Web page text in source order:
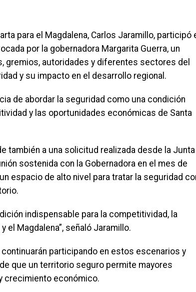
para el Magdalena, Carlos Jaramillo, participó
por la gobernadora Margarita Guerra, un
gremios, autoridades y diferentes sectores del
y su impacto en el desarrollo regional.
de abordar la seguridad como una condición
y las oportunidades económicas de Santa
también a una solicitud realizada desde la Junta
sostenida con la Gobernadora en el mes de
espacio de alto nivel para tratar la seguridad
indispensable para la competitividad, la
el Magdalena”, señaló Jaramillo.
participando en estos escenarios y
que un territorio seguro permite mayores
crecimiento económico.